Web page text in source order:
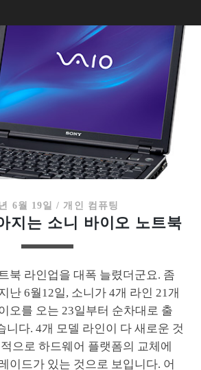
6월 19일 / 개인 컴퓨팅
지는 소니 바이오 노트북
북 라인업을 대폭 늘렸더군요. 좀
난 6월12일, 소니가 4개 라인 21개
오를 오는 23일부터 순차대로 출
니다. 4개 모델 라인이 다 새로운 것
으로 하드웨어 플랫폼의 교체에
이드가 있는 것으로 보입니다. 어